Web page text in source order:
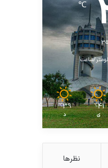
℃
41
℃
ی
39
℃
د
نظرها